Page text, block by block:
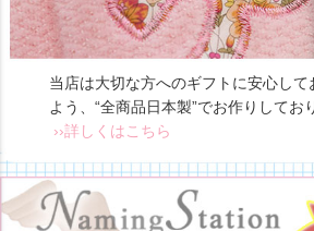
当店は大切な方へのギフトに安心して
よう、“全商品日本製”でお作りしてお
››詳しくはこちら